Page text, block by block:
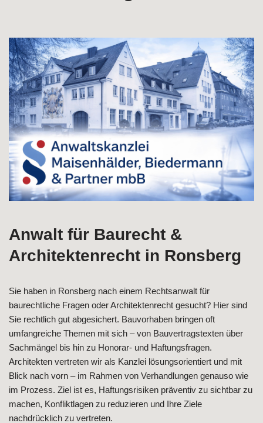
Besuchen Sie ↗️Rechtsanwälte M, B & Partner in Ronsberg
zu Architektenrecht als auch ✓Baurecht, Bauvertragsrecht,
Baumangel, Ingenieurrecht. Öffnen Sie ✓Architektenrecht,
✓Baurecht, ✓Bauvertragsrecht, ✓Baumangel als auch
✓Ingenieurrecht in 87671 Ronsberg? ➡️ Rechtsanwälte M,
B & Partner, Ihr Anwalt. Ihre Ziele, unser Ansporn ✉.
Anwalt für Baurecht &
Architektenrecht in Ronsberg
Sie haben in Ronsberg nach einem Rechtsanwalt für
baurechtliche Fragen oder Architektenrecht gesucht? Hier sind
Sie rechtlich gut abgesichert. Bauvorhaben bringen oft
umfangreiche Themen mit sich – von Bauvertragstexten über
Sachmängel bis hin zu Honorar- und Haftungsfragen.
Architekten vertreten wir als Kanzlei lösungsorientiert und mit
Blick nach vorn – im Rahmen von Verhandlungen genauso wie
im Prozess. Ziel ist es, Haftungsrisiken präventiv zu sichtbar zu
machen, Konfliktlagen zu reduzieren und Ihre Ziele
nachdrücklich zu vertreten.